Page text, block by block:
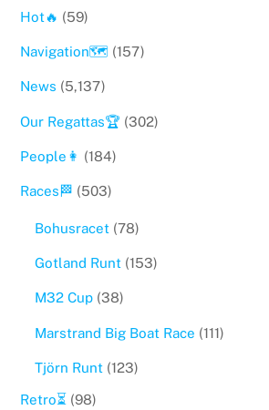
Hot🔥 (59)
Navigation🗺 (157)
News (5,137)
Our Regattas🏆 (302)
People👩 (184)
Races🏁 (503)
Bohusracet(78)
Gotland Runt(153)
M32 Cup(38)
Marstrand Big Boat Race (111)
Tjörn Runt(123)
Retro⏳ (98)